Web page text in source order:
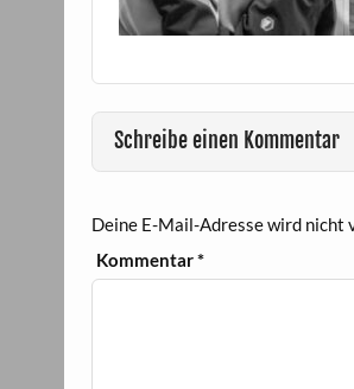
Schreibe einen Kommentar
Deine E-Mail-Adresse wird nicht
Kommentar*